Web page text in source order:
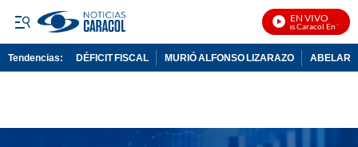
EN VIVO
Noticias Caracol En Vivo
Tendencias: DÉFICIT FISCAL MURIÓ ALFONSO LIZARAZO